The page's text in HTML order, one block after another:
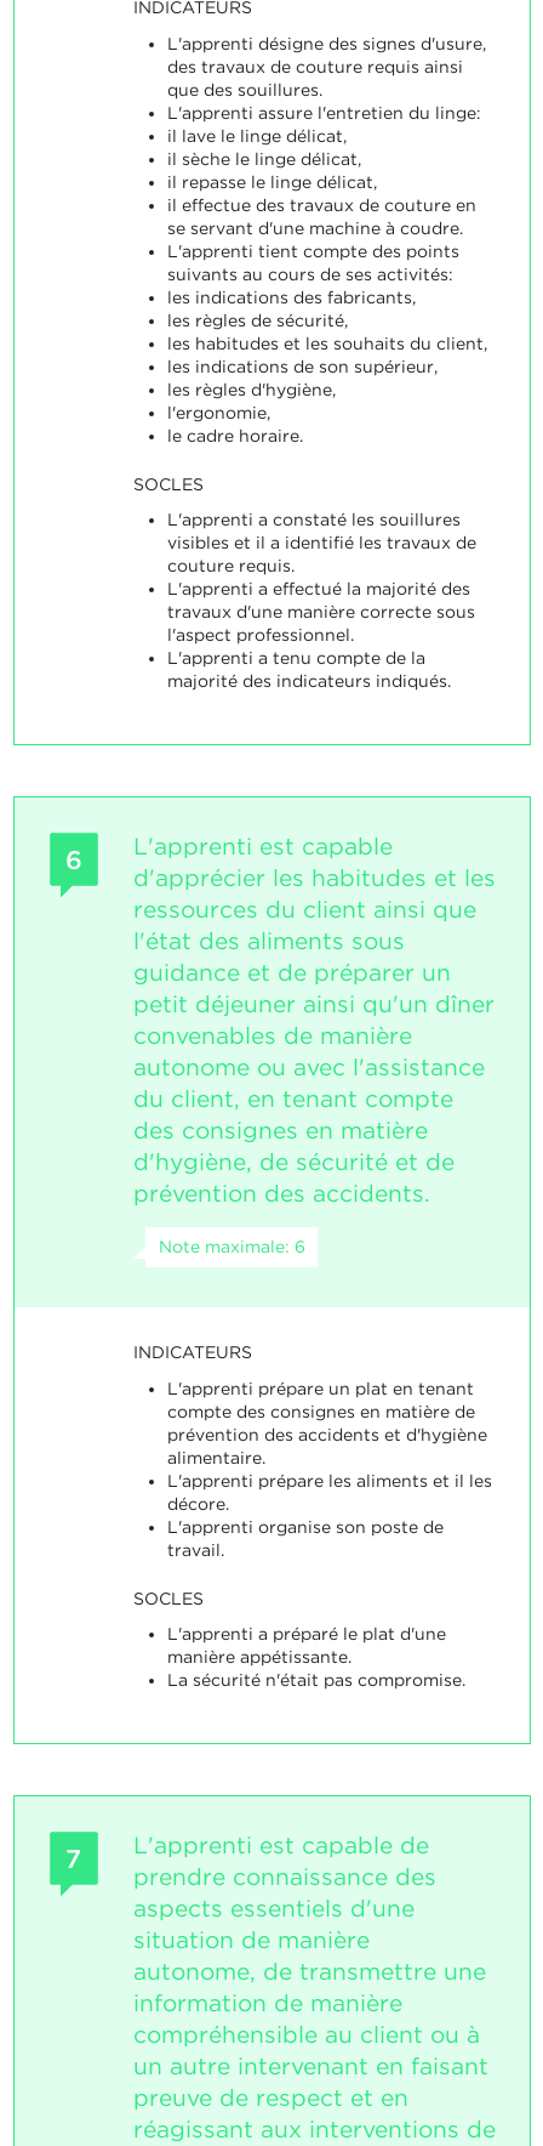
INDICATEURS
L'apprenti désigne des signes d'usure,
des travaux de couture requis ainsi
que des souillures.
L'apprenti assure l'entretien du linge:
il lave le linge délicat,
il sèche le linge délicat,
il repasse le linge délicat,
il effectue des travaux de couture en
se servant d'une machine à coudre.
L'apprenti tient compte des points
suivants au cours de ses activités:
les indications des fabricants,
les règles de sécurité,
les habitudes et les souhaits du client,
les indications de son supérieur,
les règles d'hygiène,
l'ergonomie,
le cadre horaire.
SOCLES
L'apprenti a constaté les souillures
visibles et il a identifié les travaux de
couture requis.
L'apprenti a effectué la majorité des
travaux d'une manière correcte sous
l'aspect professionnel.
L'apprenti a tenu compte de la
majorité des indicateurs indiqués.
6
L'apprenti est capable
d'apprécier les habitudes et les
ressources du client ainsi que
l'état des aliments sous
guidance et de préparer un
petit déjeuner ainsi qu'un dîner
convenables de manière
autonome ou avec l'assistance
du client, en tenant compte
des consignes en matière
d'hygiène, de sécurité et de
prévention des accidents.
Note maximale: 6
INDICATEURS
L'apprenti prépare un plat en tenant
compte des consignes en matière de
prévention des accidents et d'hygiène
alimentaire.
L'apprenti prépare les aliments et il les
décore.
L'apprenti organise son poste de
travail.
SOCLES
L'apprenti a préparé le plat d'une
manière appétissante.
La sécurité n'était pas compromise.
7
L'apprenti est capable de
prendre connaissance des
aspects essentiels d'une
situation de manière
autonome, de transmettre une
information de manière
compréhensible au client ou à
un autre intervenant en faisant
preuve de respect et en
réagissant aux interventions de